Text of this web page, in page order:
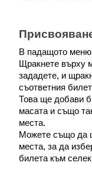
В падащото меню
Щракнете върху
зададете, и
съответния
Това ще добави
масата и също
места.
Можете също да
места, за да
билета към